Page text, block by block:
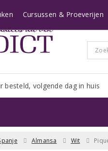
besteld, volgende dag in huis
Cursussen & Proeverijen
Almansa Wit